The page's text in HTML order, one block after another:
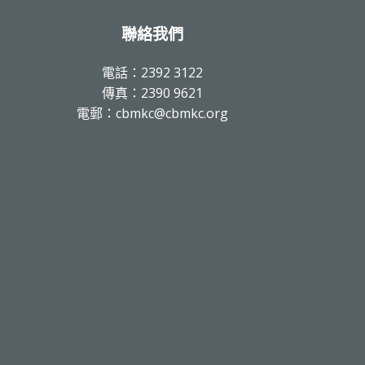
聯絡我們
電話：2392 3122
傳真：2390 9621
電郵：cbmkc@cbmkc.org